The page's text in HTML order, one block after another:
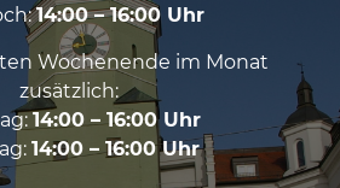
14:00 – 16:00 Uhr
Wochenende im Monat
zusätzlich:
14:00 – 16:00 Uhr
14:00 – 16:00 Uhr